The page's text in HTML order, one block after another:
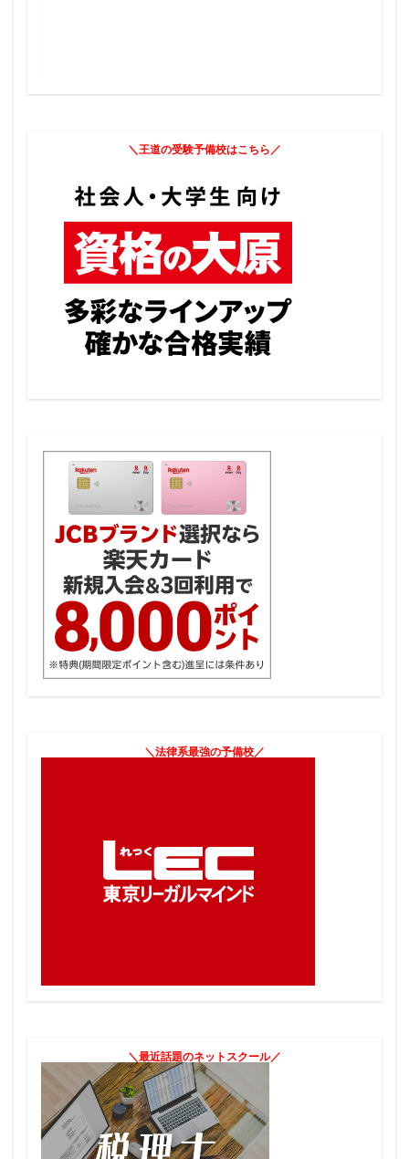
＼王道の受験予備校はこちら／
＼法律系最強の予備校／
＼最近話題のネットスクール／